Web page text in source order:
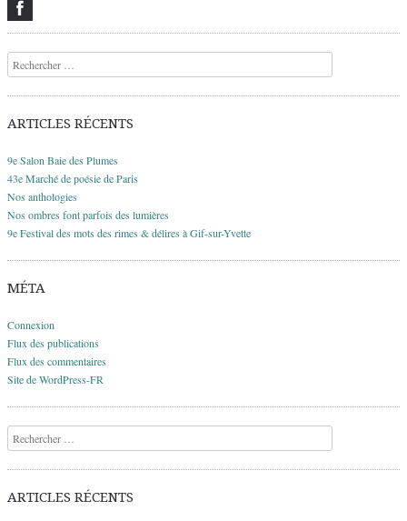
Recherche
ARTICLES RÉCENTS
9e Salon Baie des Plumes
43e Marché de poésie de Paris
Nos anthologies
Nos ombres font parfois des lumières
9e Festival des mots des rimes & délires à Gif-sur-Yvette
MÉTA
Connexion
Flux des publications
Flux des commentaires
Site de WordPress-FR
Recherche
ARTICLES RÉCENTS